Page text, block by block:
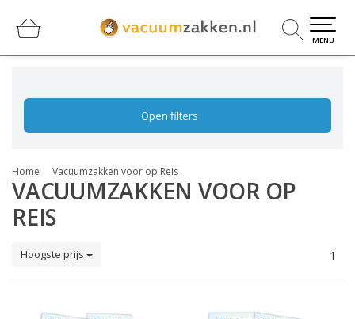
MENU
Open filters
Home Vacuumzakken voor op Reis
VACUUMZAKKEN VOOR OP
REIS
Hoogste prijs 1